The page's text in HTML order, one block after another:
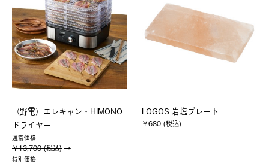
（野電）エレキャン・HIMONO
ドライヤー
通常価格
￥13,700 (税込)
特別価格
LOGOS 岩塩プレート
￥680 (税込)